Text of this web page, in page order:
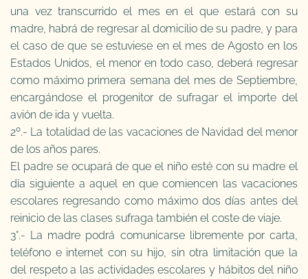
una vez transcurrido el mes en el que estará con su
madre, habrá de regresar al domicilio de su padre, y para
el caso de que se estuviese en el mes de Agosto en los
Estados Unidos, el menor en todo caso, deberá regresar
como máximo primera semana del mes de Septiembre,
encargándose el progenitor de sufragar el importe del
avión de ida y vuelta.
2º.- La totalidad de las vacaciones de Navidad del menor
de los años pares.
El padre se ocupará de que el niño esté con su madre el
día siguiente a aquel en que comiencen las vacaciones
escolares regresando como máximo dos días antes del
reinicio de las clases sufraga también el coste de viaje.
3°.- La madre podrá comunicarse libremente por carta,
teléfono e internet con su hijo, sin otra limitación que la
del respeto a las actividades escolares y hábitos del niño